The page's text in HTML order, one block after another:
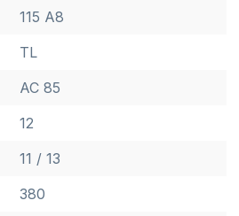
115 A8
TL
AC 85
12
11 / 13
380